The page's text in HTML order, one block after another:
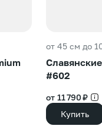
от 45 см до
#602
от 11 790 ₽
Купить